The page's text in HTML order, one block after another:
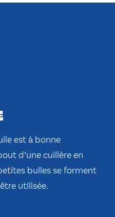
est à bonne
d’une cuillère en
bulles se forment
utilisée.